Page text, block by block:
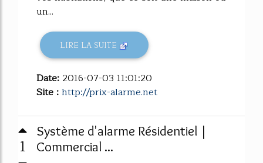
un...
LIRE LA SUITE
Date: 2016-07-03 11:01:20
Site :http://prix-alarme.net
1
Système d'alarme Résidentiel |
Commercial ...